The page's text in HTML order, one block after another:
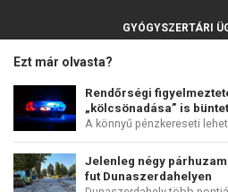
Ezt már olvasta?
Rendőrségi
„kölcsönadása” is
A könnyű pénzkereseti
mögött...
Jelenleg négy
fut Dunaszerdahelyen
GYÓGYSZERTÁRI
SZEMÉLYES ADATOK VÉDELME
COPYRIGHT © PERFECTS, A.S.